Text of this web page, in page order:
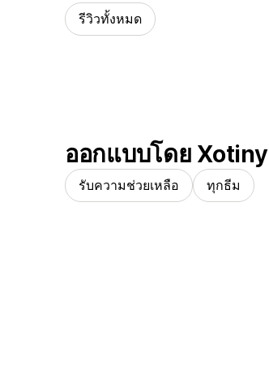
รีวิวทั้งหมด
ออกแบบโดย Xotiny
รับความช่วยเหลือ ทุกธีม